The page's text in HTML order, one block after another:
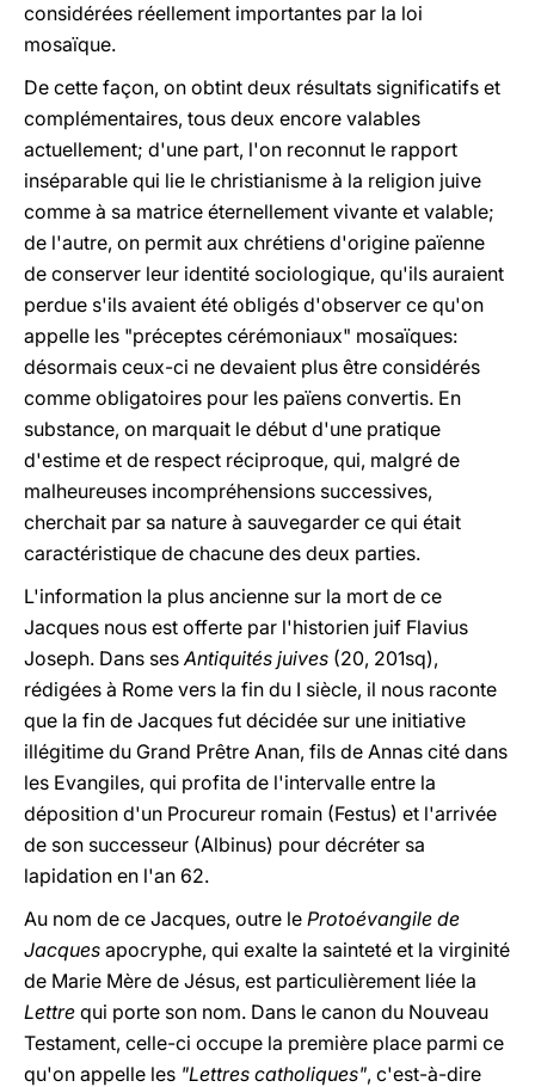
considérées réellement importantes par la loi
mosaïque.
De cette façon, on obtint deux résultats significatifs et
complémentaires, tous deux encore valables
actuellement; d'une part, l'on reconnut le rapport
inséparable qui lie le christianisme à la religion juive
comme à sa matrice éternellement vivante et valable;
de l'autre, on permit aux chrétiens d'origine païenne
de conserver leur identité sociologique, qu'ils auraient
perdue s'ils avaient été obligés d'observer ce qu'on
appelle les "préceptes cérémoniaux" mosaïques:
désormais ceux-ci ne devaient plus être considérés
comme obligatoires pour les païens convertis. En
substance, on marquait le début d'une pratique
d'estime et de respect réciproque, qui, malgré de
malheureuses incompréhensions successives,
cherchait par sa nature à sauvegarder ce qui était
caractéristique de chacune des deux parties.
L'information la plus ancienne sur la mort de ce
Jacques nous est offerte par l'historien juif Flavius
Joseph. Dans sesAntiquités juives (20, 201sq),
rédigées à Rome vers la fin du I siècle, il nous raconte
que la fin de Jacques fut décidée sur une initiative
illégitime du Grand Prêtre Anan, fils de Annas cité dans
les Evangiles, qui profita de l'intervalle entre la
déposition d'un Procureur romain (Festus) et l'arrivée
de son successeur (Albinus) pour décréter sa
lapidation en l'an 62.
Au nom de ce Jacques, outre le Protoévangile de
Jacques apocryphe, qui exalte la sainteté et la virginité
de Marie Mère de Jésus, est particulièrement liée la
Lettre qui porte son nom. Dans le canon du Nouveau
Testament, celle-ci occupe la première place parmi ce
qu'on appelle les "Lettres catholiques", c'est-à-dire